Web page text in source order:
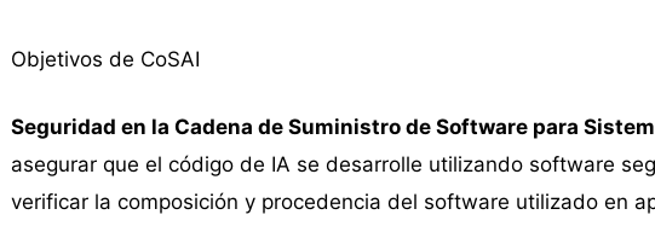
Objetivos de CoSAI
Seguridad en la Cadena de Suministro de Software para
asegurar que el código de IA se desarrolle utilizando software
verificar la composición y procedencia del software utilizado en